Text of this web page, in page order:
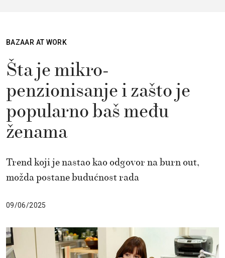
BAZAAR AT WORK
Šta je mikro-
penzionisanje i zašto je
popularno baš među
ženama
Trend koji je nastao kao odgovor na burn out,
možda postane budućnost rada
09/06/2025